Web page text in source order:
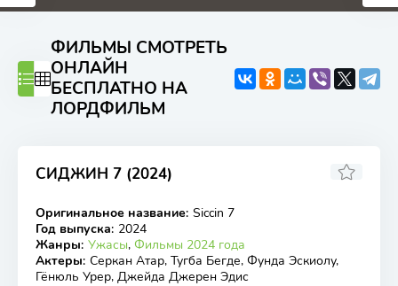
7
ФИЛЬМЫ СМОТРЕТЬ
ОНЛАЙН
БЕСПЛАТНО НА
ЛОРДФИЛЬМ
СИДЖИН 7 (2024)
WEB-DL
4
Оригинальное название: Siccin 7
Год выпуска: 2024
Жанры: Ужасы, Фильмы 2024 года
Актеры: Серкан Атар, Тугба Бегде, Фунда Эскиолу,
Гёнюль Урер, Джейда Джерен Эдис